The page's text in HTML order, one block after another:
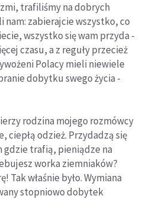
trafiliśmy na dobrych
zabierajcie wszystko, co
wszystko się wam przyda -
czasu, a z reguły przecież
Polacy mieli niewiele
dobytku swego życia -
rodzina mojego rozmówcy
ciepłą odzież. Przydadzą się
gdzie trafią, pieniądze na
worka ziemniaków?
Tak właśnie było. Wymiana
stopniowo dobytek